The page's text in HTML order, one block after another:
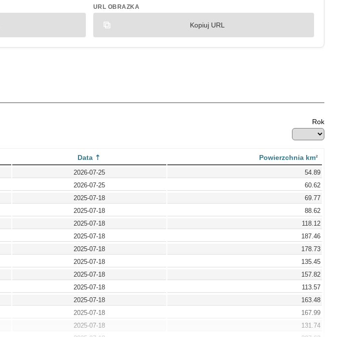
URL OBRAZKA
Kopiuj URL
Rok
Data Powierzchnia km²
2026-07-25
54.89
2026-07-25
60.62
2025-07-18
69.77
2025-07-18
88.62
2025-07-18
118.12
2025-07-18
187.46
2025-07-18
178.73
2025-07-18
135.45
2025-07-18
157.82
2025-07-18
113.57
2025-07-18
163.48
2025-07-18
167.99
2025-07-18
131.74